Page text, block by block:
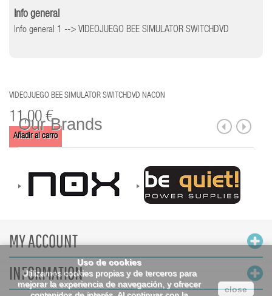
Uso de cookies
Utilizamos cookies propias y de terceros para
mejorar la experiencia de navegación, y ofrecer
close
Info general
Info general 1 --> VIDEOJUEGO BEE SIMULATOR SWITCHDVD
VIDEOJUEGO BEE SIMULATOR SWITCHDVD NACON
11,00 €
Añadir al carro
Our Brands
MY ACCOUNT
INFORMATION